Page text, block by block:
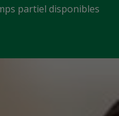
partiel disponibles